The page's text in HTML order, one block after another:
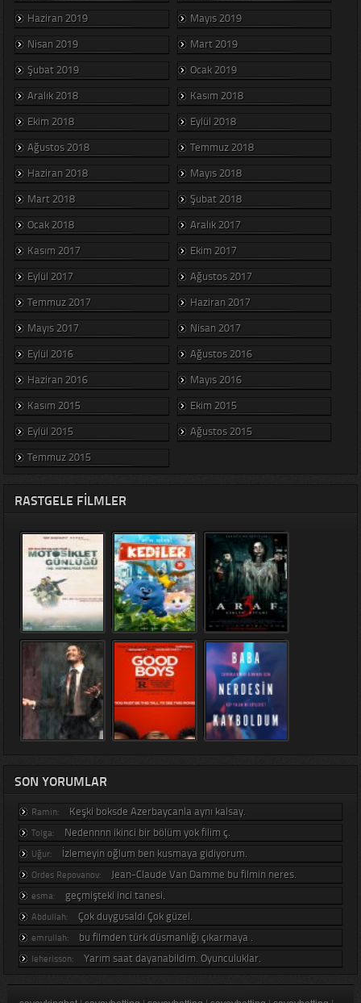
Haziran 2019
Mayıs 2019
Nisan 2019
Mart 2019
Şubat 2019
Ocak 2019
Aralık 2018
Kasım 2018
Ekim 2018
Eylül 2018
Ağustos 2018
Temmuz 2018
Haziran 2018
Mayıs 2018
Mart 2018
Şubat 2018
Ocak 2018
Aralık 2017
Kasım 2017
Ekim 2017
Eylül 2017
Ağustos 2017
Temmuz 2017
Haziran 2017
Mayıs 2017
Nisan 2017
Eylül 2016
Ağustos 2016
Haziran 2016
Mayıs 2016
Kasım 2015
Ekim 2015
Eylül 2015
Ağustos 2015
Temmuz 2015
RASTGELE FILMLER
SON YORUMLAR
Ramin: Keşki boksde Azerbaycanla aynı kalsay.
Tolga: Nedennnn ikinci bir bölüm yok filim ç.
Uğur: İzlemeyin oğlum ben kusmaya gidiyorum.
Ordes Repovanov: Jean-Claude Van Damme bu filmin neres.
esma: geçmişteki inci tanesi.
Abdullah: Çok duygusaldı Çok güzel.
emrullah: bu filmden türk düsmanlığı çıkarmaya .
leherisson: Yarım saat dayanabildim. Oyunculuklar.